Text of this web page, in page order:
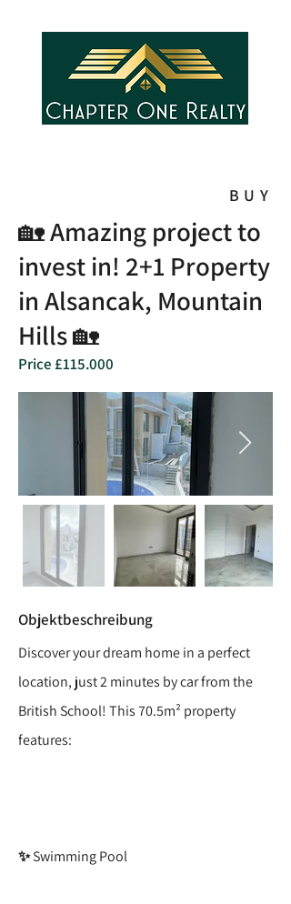
BUY
🏡 Amazing project to
invest in! 2+1 Property
in Alsancak, Mountain
Hills 🏡
Price £115.000
Objektbeschreibung
Discover your dream home in a perfect
location, just 2 minutes by car from the
British School! This 70.5m² property
features:
✨ Swimming Pool